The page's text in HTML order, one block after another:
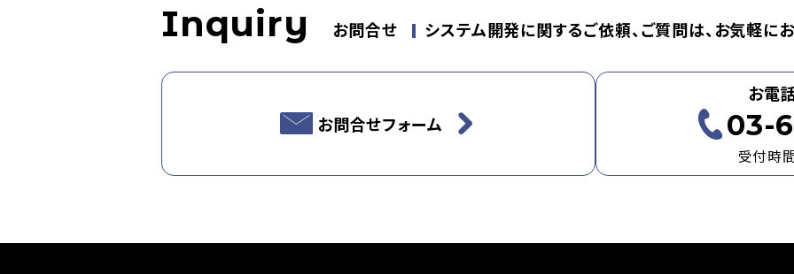
Inquiry お問合せ システム開発に関するご依頼、ご質問は、お気軽に
お問合せフォーム
お電
03-
受付時